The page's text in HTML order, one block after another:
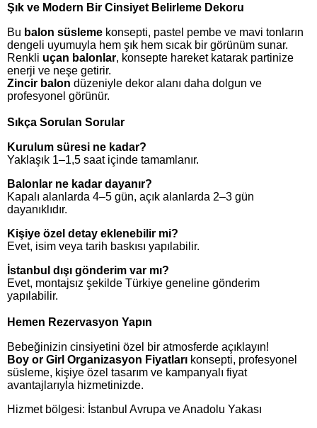
Şık ve Modern Bir Cinsiyet Belirleme Dekoru
Bu balon süsleme konsepti, pastel pembe ve mavi tonların
dengeli uyumuyla hem şık hem sıcak bir görünüm sunar.
Renkli uçan balonlar, konsepte hareket katarak partinize
enerji ve neşe getirir.
Zincir balon düzeniyle dekor alanı daha dolgun ve
profesyonel görünür.
Sıkça Sorulan Sorular
Kurulum süresi ne kadar?
Yaklaşık 1–1,5 saat içinde tamamlanır.
Balonlar ne kadar dayanır?
Kapalı alanlarda 4–5 gün, açık alanlarda 2–3 gün
dayanıklıdır.
Kişiye özel detay eklenebilir mi?
Evet, isim veya tarih baskısı yapılabilir.
İstanbul dışı gönderim var mı?
Evet, montajsız şekilde Türkiye geneline gönderim
yapılabilir.
Hemen Rezervasyon Yapın
Bebeğinizin cinsiyetini özel bir atmosferde açıklayın!
Boy or Girl Organizasyon Fiyatları konsepti, profesyonel
süsleme, kişiye özel tasarım ve kampanyalı fiyat
avantajlarıyla hizmetinizde.
Hizmet bölgesi: İstanbul Avrupa ve Anadolu Yakası